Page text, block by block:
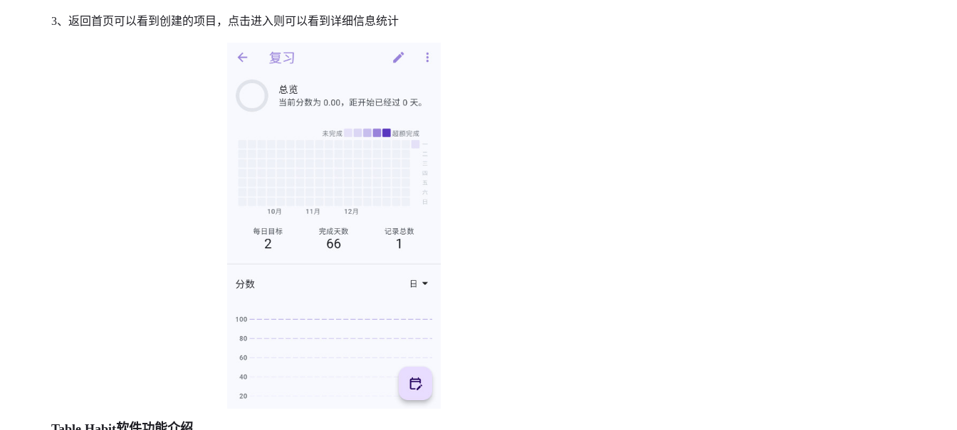
3、返回首页可以看到创建的项目，点击进入则可以看到详细信息统计